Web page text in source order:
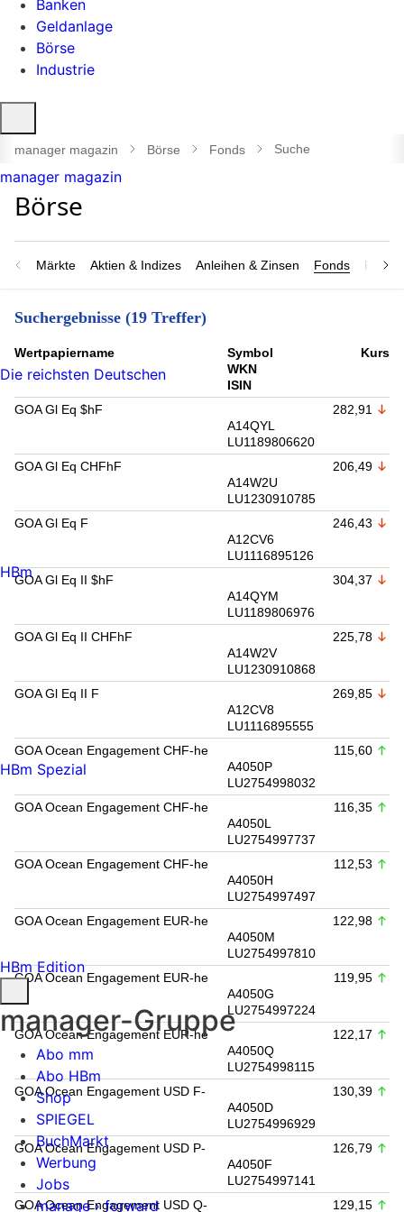
Banken
Geldanlage
Börse
Industrie
öffnen
manager magazin Börse Fonds Suche
Märkte Aktien & Indizes Anleihen & Zinsen Fonds
Suchergebnisse (19 Treffer)
Wert­papier­name
Symbol
WKN
ISIN
Kurs
GOA Gl Eq $hF
A14QYL
LU1189806620
282,91
GOA Gl Eq CHFhF
A14W2U
LU1230910785
206,49
GOA Gl Eq F
A12CV6
LU1116895126
246,43
GOA Gl Eq II $hF
A14QYM
LU1189806976
304,37
GOA Gl Eq II CHFhF
A14W2V
LU1230910868
225,78
GOA Gl Eq II F
A12CV8
LU1116895555
269,85
GOA Ocean Engagement CHF-he
A4050P
LU2754998032
115,60
GOA Ocean Engagement CHF-he
A4050L
LU2754997737
116,35
GOA Ocean Engagement CHF-he
A4050H
LU2754997497
112,53
GOA Ocean Engagement EUR-he
A4050M
LU2754997810
122,98
GOA Ocean Engagement EUR-he
A4050G
LU2754997224
119,95
GOA Ocean Engagement EUR-he
A4050Q
LU2754998115
122,17
GOA Ocean Engagement USD F-
A4050D
LU2754996929
130,39
GOA Ocean Engagement USD P-
A4050F
LU2754997141
126,79
GOA Ocean Engagement USD Q- 129,15
manager magazin
Die reichsten Deutschen
HBm
HBm Spezial
HBm Edition
manager-Gruppe
Abo mm
Abo HBm
Shop
SPIEGEL
BuchMarkt
Werbung
Jobs
manage › forward